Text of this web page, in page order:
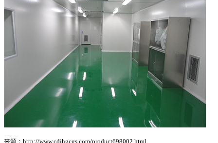
来源：http://www.cdjhgcgs.com/product698002.html